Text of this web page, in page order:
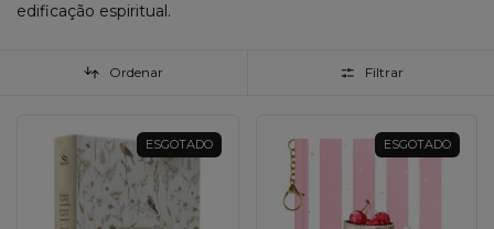
edificação espiritual.
Ordenar Filtrar
ESGOTADO ESGOTADO